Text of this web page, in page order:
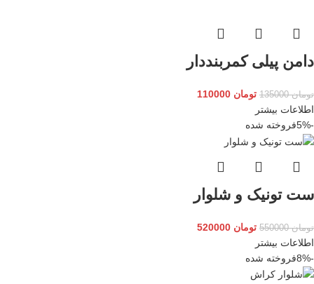
دامن پیلی کمربنددار
تومان135000 تومان
اطلاعات بیشتر
-5%
فروخته شده
ست تونیک و شلوار
تومان550000 تومان
اطلاعات بیشتر
-8%
فروخته شده